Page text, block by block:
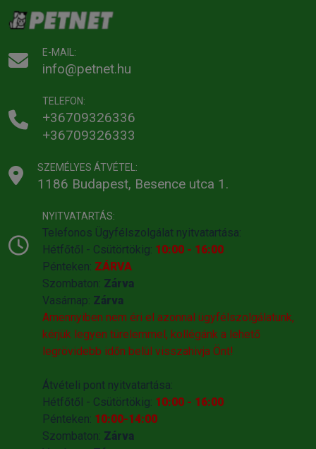
E-MAIL:
info@petnet.hu
TELEFON:
+36709326336
+36709326333
SZEMÉLYES ÁTVÉTEL:
1186 Budapest, Besence utca 1.
NYITVATARTÁS:
Telefonos Ügyfélszolgálat nyitvatartása:
Hétfőtől - Csütörtökig: 10:00 - 16:00
Pénteken: ZÁRVA
Szombaton: Zárva
Vasárnap: Zárva
Amennyiben nem éri el azonnal ügyfélszolgálatunk,
kérjük legyen türelemmel, kollégánk a lehető
legrövidebb időn belül visszahivja Önt!
Átvételi pont nyitvatartása:
Hétfőtől - Csütörtökig: 10:00 - 16:00
Pénteken: 10:00-14:00
Szombaton: Zárva